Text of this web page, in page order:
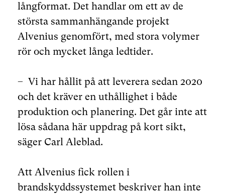
långformat. Det handlar om ett av de
största sammanhängande projekt
Alvenius genomfört, med stora volymer
rör och mycket långa ledtider.
– Vi har hållit på att leverera sedan 2020
och det kräver en uthållighet i både
produktion och planering. Det går inte att
lösa sådana här uppdrag på kort sikt,
säger Carl Aleblad.
Att Alvenius fick rollen i
brandskyddssystemet beskriver han inte